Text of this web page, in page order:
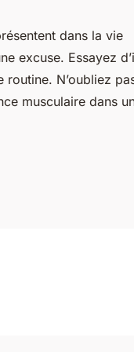
dans la vie
excuse. Essayez
N’oubliez
musculaire dans